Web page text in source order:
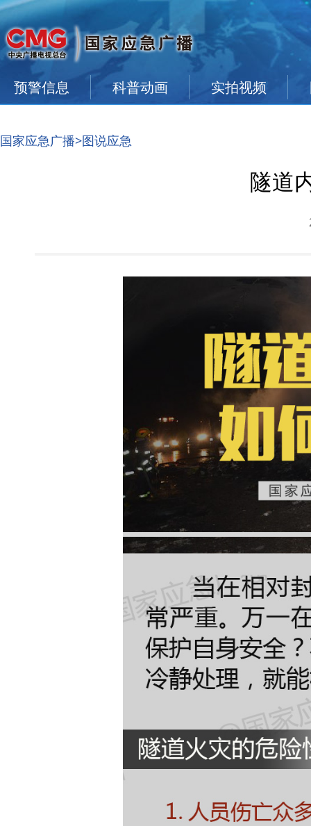
预警信息 科普动画 实拍视频
国家应急广播>图说应急
隧道